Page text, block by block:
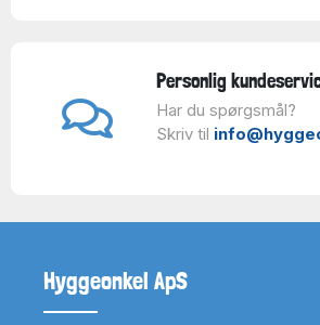
Personlig
Har du spørgsmål?
Skriv til
Hyggeonkel ApS